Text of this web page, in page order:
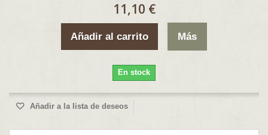
11,10 €
Añadir al carrito Más
En stock
Añadir a la lista de deseos